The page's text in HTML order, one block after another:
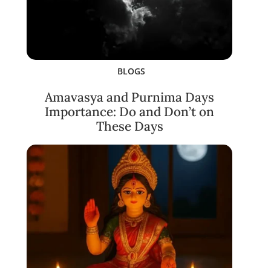
BLOGS
Amavasya and Purnima Days
Importance: Do and Don’t on
These Days